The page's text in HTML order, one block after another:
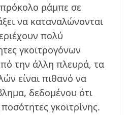
ράμπε σε
να καταναλώνονται
πολύ
γκοϊτρογόνων
την άλλη πλευρά, τα
είναι πιθανό να
δεδομένου ότι
γκοϊτρίνης.